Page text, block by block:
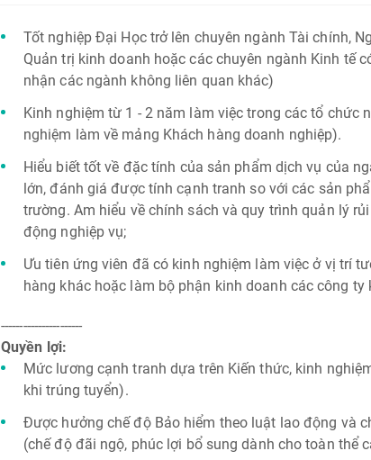
Tốt nghiệp Đại Học trở lên chuyên ngành Tài chính,
Quản trị kinh doanh hoặc các chuyên ngành Kinh tế
nhận các ngành không liên quan khác)
Kinh nghiệm từ 1 - 2 năm làm việc trong các tổ chức
nghiệm làm về mảng Khách hàng doanh nghiệp).
Hiểu biết tốt về đặc tính của sản phẩm dịch vụ của
lớn, đánh giá được tính cạnh tranh so với các sản
trường. Am hiểu về chính sách và quy trình quản lý
động nghiệp vụ;
Ưu tiên ứng viên đã có kinh nghiệm làm việc ở vị trí
hàng khác hoặc làm bộ phận kinh doanh các công ty
----------------------
Quyền lợi:
Mức lương cạnh tranh dựa trên Kiến thức, kinh
khi trúng tuyển).
Được hưởng chế độ Bảo hiểm theo luật lao động và
(chế độ đãi ngộ, phúc lợi bổ sung dành cho toàn thể